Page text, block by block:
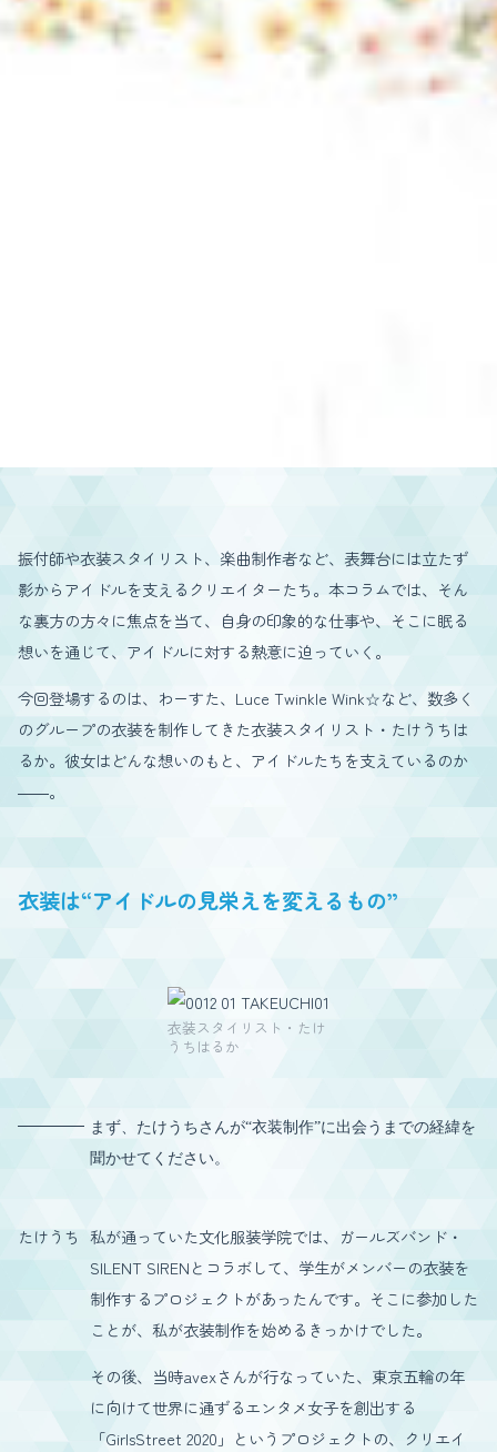
振付師や衣装スタイリスト、楽曲制作者など、表舞台には立たず
影からアイドルを支えるクリエイターたち。本コラムでは、そん
な裏方の方々に焦点を当て、自身の印象的な仕事や、そこに眠る
想いを通じて、アイドルに対する熱意に迫っていく。
今回登場するのは、わーすた、Luce Twinkle Wink☆など、数多く
のグループの衣装を制作してきた衣装スタイリスト・たけうちは
るか。彼女はどんな想いのもと、アイドルたちを支えているのか
――。
衣装は“アイドルの見栄えを変えるもの”
衣装スタイリスト・たけ
うちはるか
まず、たけうちさんが“衣装制作”に出会うまでの経緯を
聞かせてください。
たけうち 私が通っていた文化服装学院では、ガールズバンド・
SILENT SIRENとコラボして、学生がメンバーの衣装を
制作するプロジェクトがあったんです。そこに参加した
ことが、私が衣装制作を始めるきっかけでした。
その後、当時avexさんが行なっていた、東京五輪の年
に向けて世界に通ずるエンタメ女子を創出する
「GirlsStreet 2020」というプロジェクトの、クリエイ